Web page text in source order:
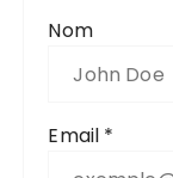
Nom
Email *